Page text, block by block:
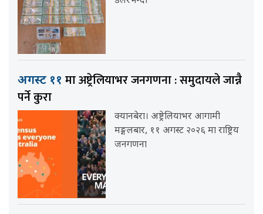
अगस्ट ११ मा अष्ट्रेलियाभर जनगणना : समुदायले जान्नै
पर्ने कुरा
क्यानबेरा। अष्ट्रेलियाभर आगामी
मङ्गलबार, ११ अगस्ट २०२६ मा राष्ट्रिय
जनगणना